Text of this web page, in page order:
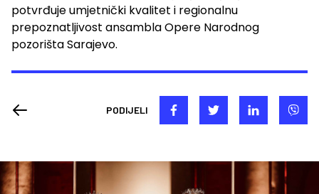
potvrđuje umjetnički kvalitet i regionalnu
prepoznatljivost ansambla Opere Narodnog
pozorišta Sarajevo.
PODIJELI